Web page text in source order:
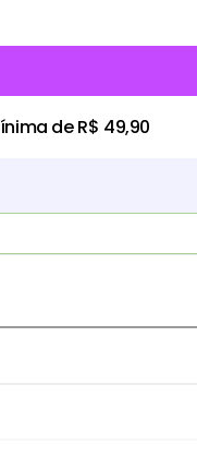
de R$ 49,90